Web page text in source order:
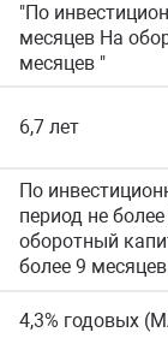
"По
месяцев На
месяцев "
6,7 лет
По
период не
оборотный
более 9
4,3% годовых